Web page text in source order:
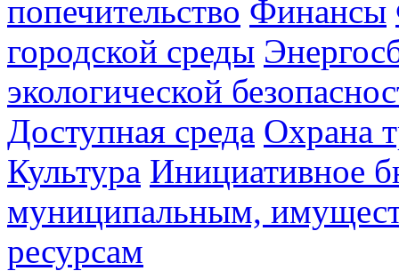
попечительство Финансы
городской среды
экологической
Доступная среда Охрана
Культура Инициативное
муниципальным,
ресурсам